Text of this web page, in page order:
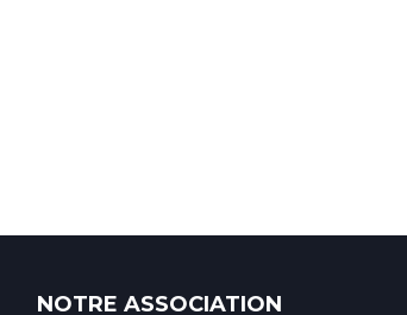
NOTRE ASSOCIATION